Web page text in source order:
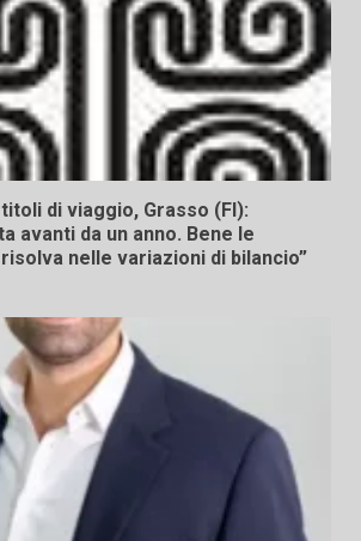
di viaggio, Grasso (FI):
avanti da un anno. Bene le
nelle variazioni di bilancio”